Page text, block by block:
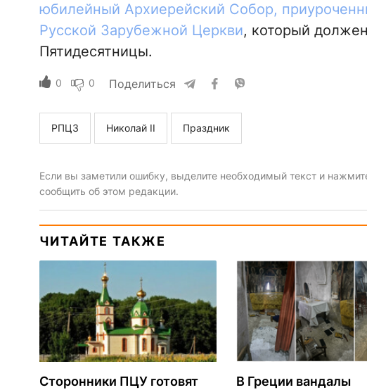
юбилейный Архиерейский Собор,
Русской Зарубежной Церкви, который
Пятидесятницы.
0 0 Поделиться
РПЦЗ Николай II Праздник
Если вы заметили ошибку, выделите необходимый текст и
сообщить об этом редакции.
ЧИТАЙТЕ ТАКЖЕ
Сторонники ПЦУ готовят
В Греции вандалы